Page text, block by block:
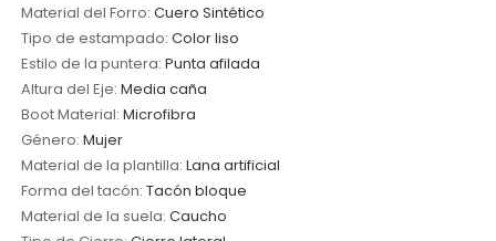
Material del Forro: Cuero Sintético
Tipo de estampado: Color liso
Estilo de la puntera: Punta afilada
Altura del Eje: Media caña
Boot Material: Microfibra
Género: Mujer
Material de la plantilla: Lana artificial
Forma del tacón: Tacón bloque
Material de la suela: Caucho